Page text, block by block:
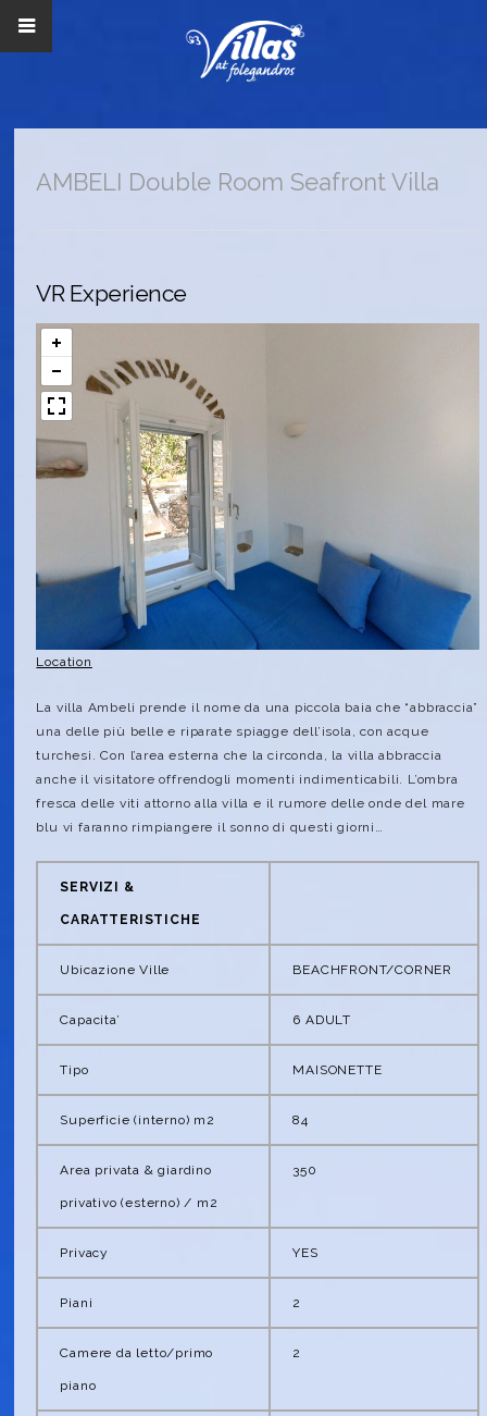
AMBELI Double Room Seafront Villa
VR Experience
Location
La villa Ambeli prende il nome da una piccola baia che “abbraccia”
una delle più belle e riparate spiagge dell’isola, con acque
turchesi. Con l’area esterna che la circonda, la villa abbraccia
anche il visitatore offrendogli momenti indimenticabili. L’ombra
fresca delle viti attorno alla villa e il rumore delle onde del mare
blu vi faranno rimpiangere il sonno di questi giorni…
SERVIZI &
CARATTERISTICHE
Ubicazione Ville BEACHFRONT/CORNER
Capacita’ 6 ADULT
Tipo MAISONETTE
Superficie (interno) m2 84
Area privata & giardino
privativo (esterno) / m2
350
Privacy YES
Piani 2
Camere da letto/primo
piano
2